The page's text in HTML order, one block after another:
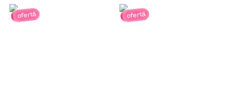
ofertă ofertă